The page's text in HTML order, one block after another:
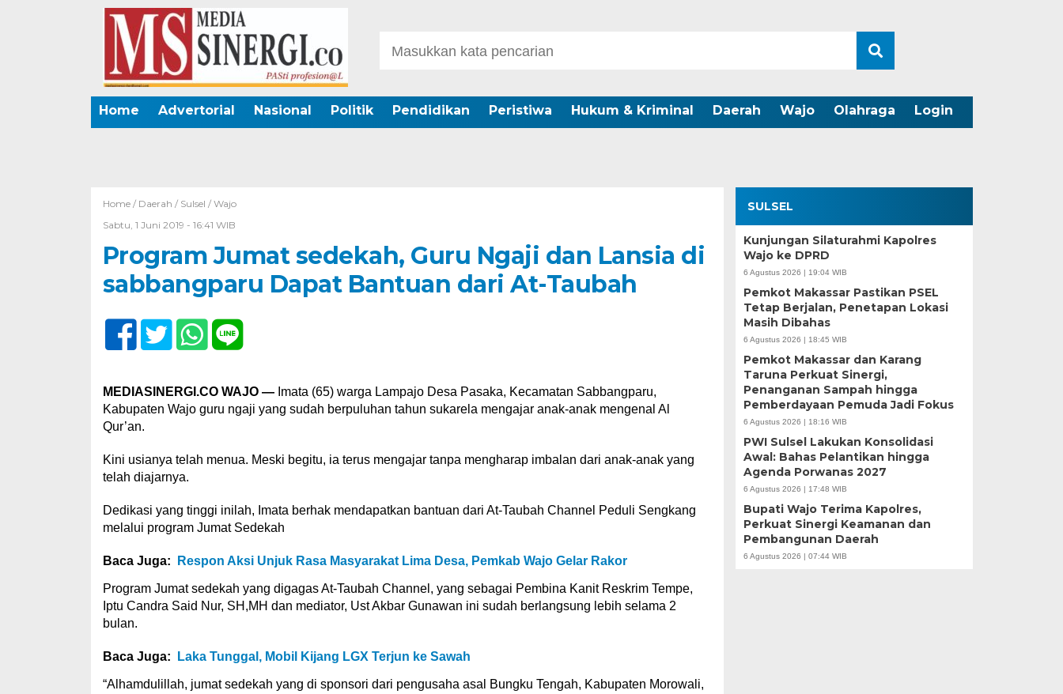
Home Advertorial Nasional Politik Pendidikan Peristiwa Hukum & Kriminal Daerah Wajo Olahraga Login
Home / Daerah / Sulsel / Wajo
Sabtu, 1 Juni 2019 - 16:41 WIB
Program Jumat sedekah, Guru Ngaji dan Lansia di
sabbangparu Dapat Bantuan dari At-Taubah
MEDIASINERGI.CO WAJO —Imata (65) warga Lampajo Desa Pasaka, Kecamatan Sabbangparu,
Kabupaten Wajo guru ngaji yang sudah berpuluhan tahun sukarela mengajar anak-anak mengenal Al
Qur’an.
Kini usianya telah menua. Meski begitu, ia terus mengajar tanpa mengharap imbalan dari anak-anak yang
telah diajarnya.
Dedikasi yang tinggi inilah, Imata berhak mendapatkan bantuan dari At-Taubah Channel Peduli Sengkang
melalui program Jumat Sedekah
Baca Juga: Respon Aksi Unjuk Rasa Masyarakat Lima Desa, Pemkab Wajo Gelar Rakor
Program Jumat sedekah yang digagas At-Taubah Channel, yang sebagai Pembina Kanit Reskrim Tempe,
Iptu Candra Said Nur, SH,MH dan mediator, Ust Akbar Gunawan ini sudah berlangsung lebih selama 2
bulan.
Baca Juga: Laka Tunggal, Mobil Kijang LGX Terjun ke Sawah
“Alhamdulillah, jumat sedekah yang di sponsori dari pengusaha asal Bungku Tengah, Kabupaten Morowali,
SULSEL
Kunjungan Silaturahmi Kapolres
Wajo ke DPRD
6 Agustus 2026 | 19:04 WIB
Pemkot Makassar Pastikan PSEL
Tetap Berjalan, Penetapan Lokasi
Masih Dibahas
6 Agustus 2026 | 18:45 WIB
Pemkot Makassar dan Karang
Taruna Perkuat Sinergi,
Penanganan Sampah hingga
Pemberdayaan Pemuda Jadi Fokus
6 Agustus 2026 | 18:16 WIB
PWI Sulsel Lakukan Konsolidasi
Awal: Bahas Pelantikan hingga
Agenda Porwanas 2027
6 Agustus 2026 | 17:48 WIB
Bupati Wajo Terima Kapolres,
Perkuat Sinergi Keamanan dan
Pembangunan Daerah
6 Agustus 2026 | 07:44 WIB